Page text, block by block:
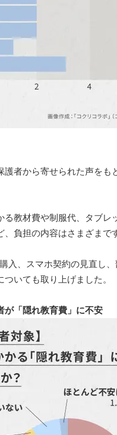
護者から寄せられた声をも
る教材費や制服代、タブ
負担の内容はさまざまで
入、スマホ契約の見直し
いても取り上げました。
が「隠れ教育費」に不安